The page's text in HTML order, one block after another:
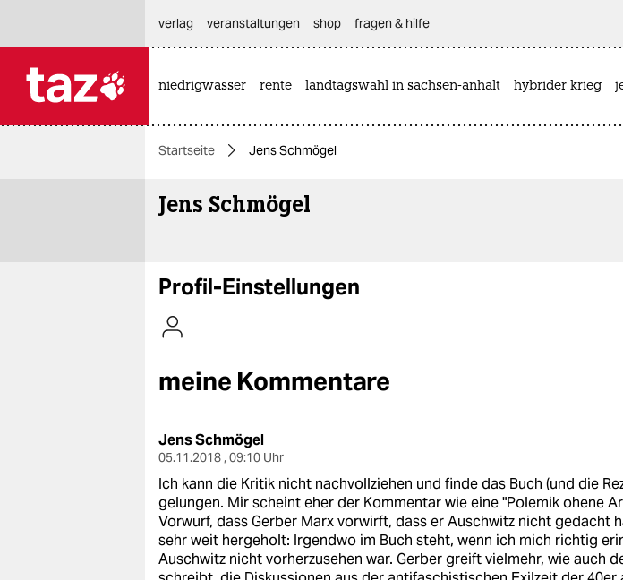
themen
politik
gesellschaft
kultur
nord
wahrheit
verlag
verlag
verlag
veranstaltungen shop fragen & hilfe
niedrigwasser rente landtagswahl in sachsen-anhalt hybrider krieg
Startseite Jens Schmögel
Jens Schmögel
Profil-Einstellungen
meine Kommentare
Jens Schmögel
05.11.2018 , 09:10 Uhr
Ich kann die Kritik nicht nachvollziehen und finde das Buch (und die
gelungen. Mir scheint eher der Kommentar wie eine "Polemik ohene
Vorwurf, dass Gerber Marx vorwirft, dass er Auschwitz nicht gedacht
sehr weit hergeholt: Irgendwo im Buch steht, wenn ich mich richtig
Auschwitz nicht vorherzusehen war. Gerber greift vielmehr, wie auch